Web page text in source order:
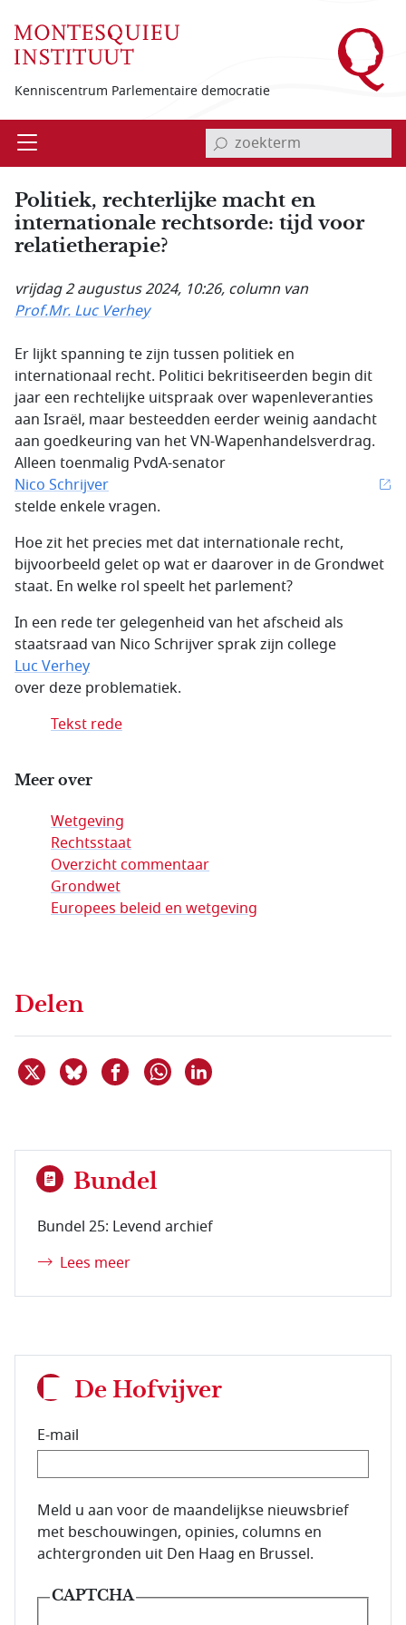
Kenniscentrum Parlementaire democratie
Open invoerveld zoekterm
Politiek, rechterlijke macht en
internationale rechtsorde: tijd voor
relatietherapie?
vrijdag 2 augustus 2024, 10:26, column van
Prof.Mr. Luc Verhey
Er lijkt spanning te zijn tussen politiek en
internationaal recht. Politici bekritiseerden begin dit
jaar een rechtelijke uitspraak over wapenleveranties
aan Israël, maar besteedden eerder weinig aandacht
aan goedkeuring van het VN-Wapenhandelsverdrag.
Alleen toenmalig PvdA-senator
Nico Schrijver
stelde enkele vragen.
Hoe zit het precies met dat internationale recht,
bijvoorbeeld gelet op wat er daarover in de Grondwet
staat. En welke rol speelt het parlement?
In een rede ter gelegenheid van het afscheid als
staatsraad van Nico Schrijver sprak zijn college
Luc Verhey
over deze problematiek.
Tekst rede
Meer over
Wetgeving
Rechtsstaat
Overzicht commentaar
Grondwet
Europees beleid en wetgeving
Delen
Deel dit item op X
Deel dit item op Bluesky
Deel dit item op Facebook
Delen via WhatsApp
Bundel
Bundel 25: Levend archief
Lees meer
De Hofvijver
E-mail
E-mailadres van de abonnee.
Meld u aan voor de maandelijkse nieuwsbrief
met beschouwingen, opinies, columns en
achtergronden uit Den Haag en Brussel.
CAPTCHA